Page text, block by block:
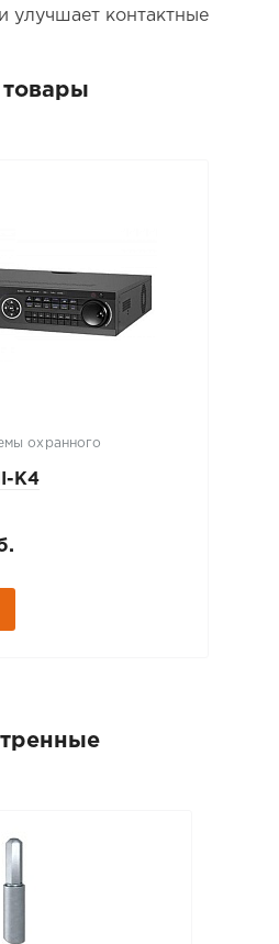
улучшает контактные
охранного
K4